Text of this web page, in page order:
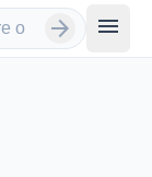
arrow_forward menu